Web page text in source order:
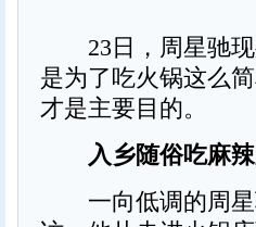
23日，周星驰现
是为了吃火锅这么
才是主要目的。
入乡随俗吃麻
一向低调的周星